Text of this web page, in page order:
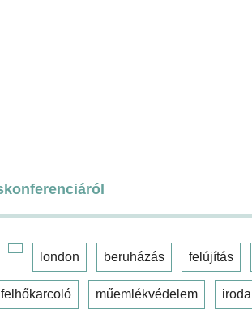
london beruházás felújítás
felhőkarcoló műemlékvédelem